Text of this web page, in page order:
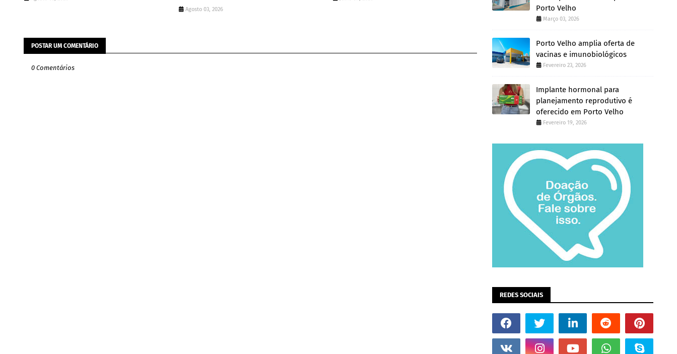
Agosto 03, 2026
POSTAR UM COMENTÁRIO
0 Comentários
Porto Velho
Março 03, 2026
Porto Velho amplia oferta de
vacinas e imunobiológicos
Fevereiro 23, 2026
Implante hormonal para
planejamento reprodutivo é
oferecido em Porto Velho
Fevereiro 19, 2026
REDES SOCIAIS